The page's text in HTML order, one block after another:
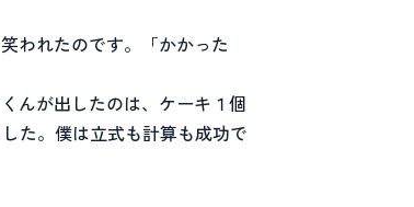
われたのです。「かかった
んが出したのは、ケーキ１個
た。僕は立式も計算も成功で